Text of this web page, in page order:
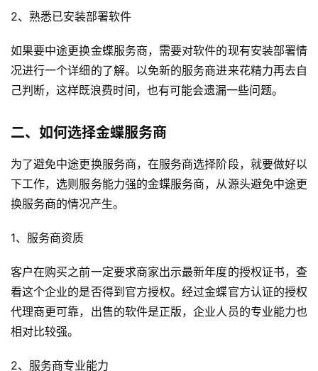
2、熟悉已安装部署软件
如果要中途更换金蝶服务商，需要对软件的现有安装部署情
况进行一个详细的了解。以免新的服务商进来花精力再去自
己判断，这样既浪费时间，也有可能会遗漏一些问题。
二、如何选择金蝶服务商
为了避免中途更换服务商，在服务商选择阶段，就要做好以
下工作，选则服务能力强的金蝶服务商，从源头避免中途更
换服务商的情况产生。
1、服务商资质
客户在购买之前一定要求商家出示最新年度的授权证书，查
看这个企业的是否得到官方授权。经过金蝶官方认证的授权
代理商更可靠，出售的软件是正版，企业人员的专业能力也
相对比较强。
2、服务商专业能力